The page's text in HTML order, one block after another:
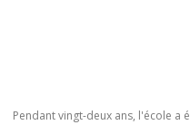
Pendant vingt-deux ans, l'école a